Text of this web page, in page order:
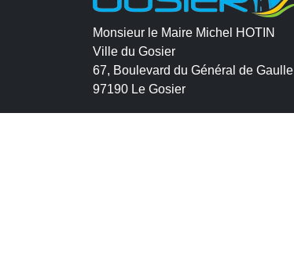
Monsieur le Maire Michel HOTIN
Ville du Gosier
67, Boulevard du Général de Gaulle
97190 Le Gosier